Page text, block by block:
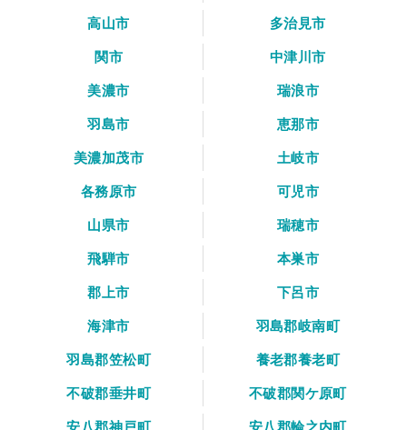
高山市
多治見市
関市
中津川市
美濃市
瑞浪市
羽島市
恵那市
美濃加茂市
土岐市
各務原市
可児市
山県市
瑞穂市
飛騨市
本巣市
郡上市
下呂市
海津市
羽島郡岐南町
羽島郡笠松町
養老郡養老町
不破郡垂井町
不破郡関ケ原町